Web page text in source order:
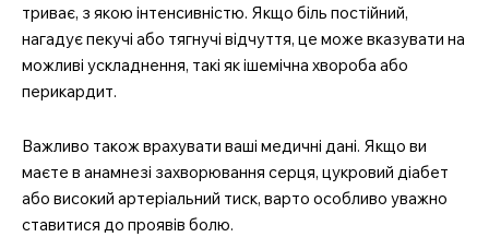
триває, з якою інтенсивністю. Якщо біль постійний,
нагадує пекучі або тягнучі відчуття, це може вказувати на
можливі ускладнення, такі як ішемічна хвороба або
перикардит.
Важливо також врахувати ваші медичні дані. Якщо ви
маєте в анамнезі захворювання серця, цукровий діабет
або високий артеріальний тиск, варто особливо уважно
ставитися до проявів болю.